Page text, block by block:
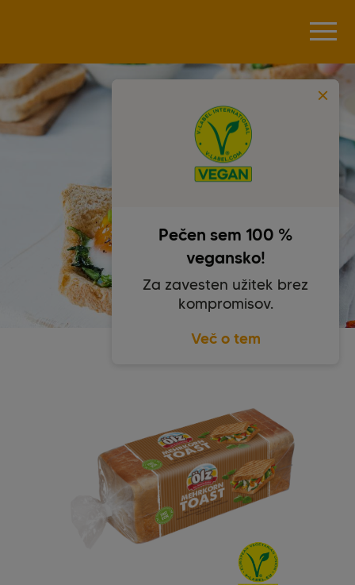
Pečen sem 100 %
vegansko!
Za zavesten užitek brez
kompromisov.
Več o tem